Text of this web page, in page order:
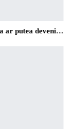
ar putea deveni…